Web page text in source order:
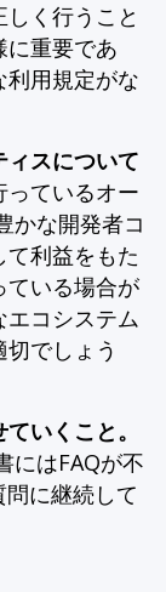
く行うこと
に重要であ
利用規定がな
ィスについて
っているオー
かな開発者コ
て利益をもた
ている場合が
エコシステム
でしょう
いくこと。
にはFAQが不
に継続して